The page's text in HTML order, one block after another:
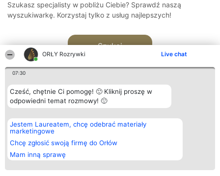
ORŁY Rozrywki Live chat
07:30
Cześć, chętnie Ci pomogę! 🙂 Kliknij proszę w
odpowiedni temat rozmowy! 🙂
Jestem Laureatem, chcę odebrać materiały
marketingowe
Chcę zgłosić swoją firmę do Orłów
Mam inną sprawę
Szukasz specjalisty w pobliżu Ciebie? Sprawdź naszą
wyszukiwarkę. Korzystaj tylko z usług najlepszych!
Szukaj
Organizator plebiscytu
Bright Side Solutions sp. z o.
o. sp. k.
ul. Ruska 22
Wrocław 50-079
KRS 0000749100 | Regon
381313360 | NIP 8943132676
Plebiscyt
Laureaci
wszystkich
Laureatów
Regulamin
Kontakt
Kontakt